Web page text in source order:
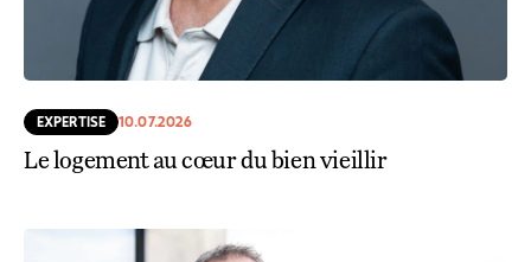
EXPERTISE 10.07.2026
Le logement au cœur du bien vieillir